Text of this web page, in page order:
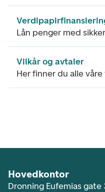
Lån penger med
Vilkår og avtaler
Her finner du alle
Hovedkontor
Dronning Eufemias gate